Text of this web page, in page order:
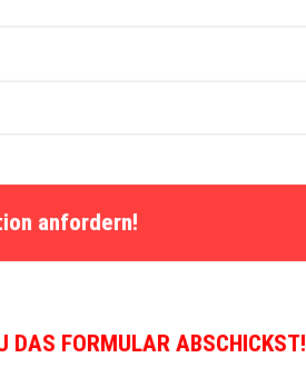
anfordern!
DAS FORMULAR ABSCHICKST!